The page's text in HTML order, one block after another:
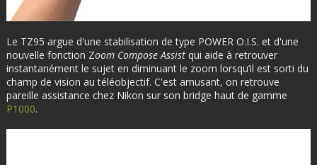
Le TZ95 argue d'une stabilisation de type POWER O.I.S. et d'une
nouvelle fonction Zoom Compose Assistqui aide à retrouver
instantanément le sujet en diminuant le zoom lorsqu’il est sorti du
champ de vision au téléobjectif. C'est amusant, on retrouve
pareille assistance chez Nikon sur son bridge haut de gamme
P1000.